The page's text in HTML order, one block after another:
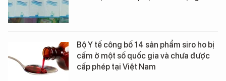
Bộ Y tế công bố 14 sản phẩm siro ho bị
cấm ở một số quốc gia và chưa được
cấp phép tại Việt Nam